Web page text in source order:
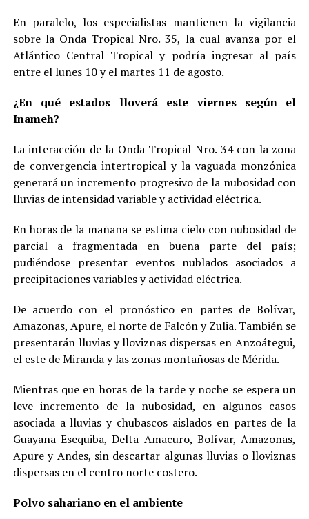
En paralelo, los especialistas mantienen la vigilancia
sobre la Onda Tropical Nro. 35, la cual avanza por el
Atlántico Central Tropical y podría ingresar al país
entre el lunes 10 y el martes 11 de agosto.
¿En qué estados lloverá este viernes según el
Inameh?
La interacción de la Onda Tropical Nro. 34 con la zona
de convergencia intertropical y la vaguada monzónica
generará un incremento progresivo de la nubosidad con
lluvias de intensidad variable y actividad eléctrica.
En horas de la mañana se estima cielo con nubosidad de
parcial a fragmentada en buena parte del país;
pudiéndose presentar eventos nublados asociados a
precipitaciones variables y actividad eléctrica.
De acuerdo con el pronóstico en partes de Bolívar,
Amazonas, Apure, el norte de Falcón y Zulia. También se
presentarán lluvias y lloviznas dispersas en Anzoátegui,
el este de Miranda y las zonas montañosas de Mérida.
Mientras que en horas de la tarde y noche se espera un
leve incremento de la nubosidad, en algunos casos
asociada a lluvias y chubascos aislados en partes de la
Guayana Esequiba, Delta Amacuro, Bolívar, Amazonas,
Apure y Andes, sin descartar algunas lluvias o lloviznas
dispersas en el centro norte costero.
Polvo sahariano en el ambiente